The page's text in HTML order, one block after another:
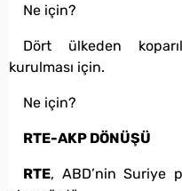
Ne için?
Dört ülkeden
kurulması için.
Ne için?
RTE-AKP DÖNÜŞÜ
RTE, ABD’nin Suriye